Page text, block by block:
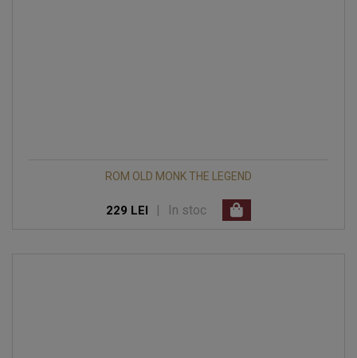
ROM OLD MONK THE LEGEND
229 LEI In stoc